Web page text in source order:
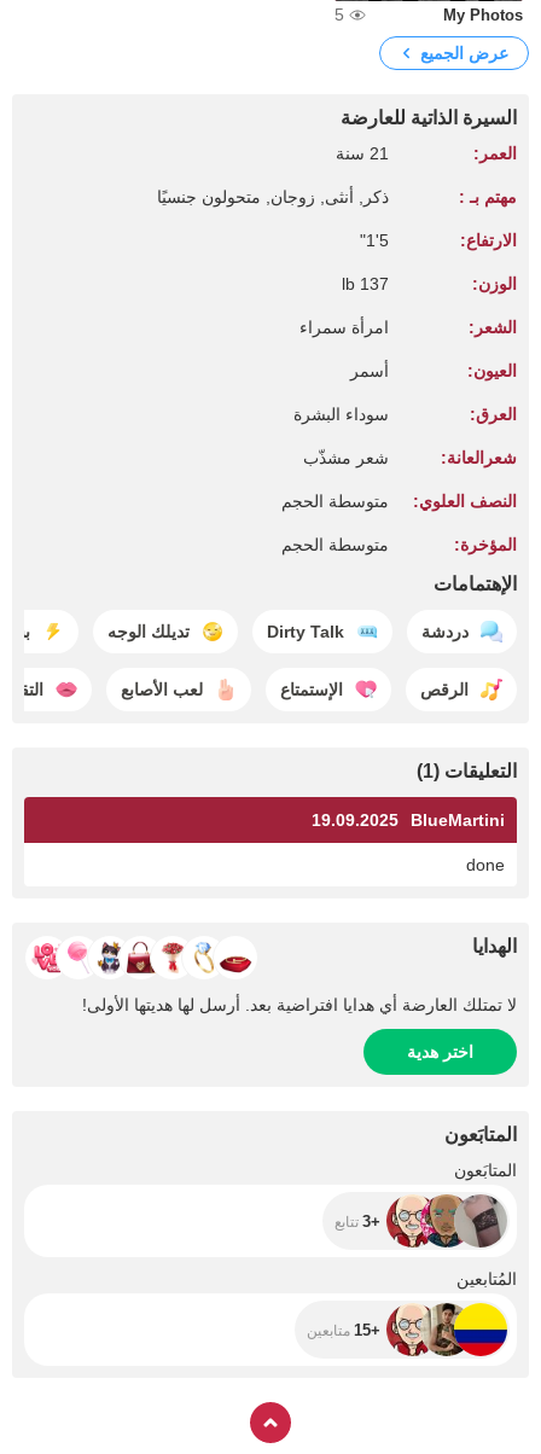
My Photos
5
عرض الجميع
السيرة الذاتية للعارضة
العمر: 21 سنة
مهتم بـ : ذكر, أنثى, زوجان, متحولون جنسيًا
الارتفاع: 5'1"
الوزن: 137 lb
الشعر: امرأة سمراء
العيون: أسمر
العرق: سوداء البشرة
شعرالعانة: شعر مشذّب
النصف العلوي: متوسطة الحجم
المؤخرة: متوسطة الحجم
الإهتمامات
دردشة Dirty Talk تديلك الوجه
الرقص الإستمتاع لعب الأصابع
التعليقات (1)
BlueMartini
19.09.2025
done
الهدايا
لا تمتلك العارضة أي هدايا افتراضية بعد. أرسل لها هديتها الأولى!
اختر هدية
المتابَعون
المتابَعون
+3 تتابع
المُتابعين
+15 متابعين